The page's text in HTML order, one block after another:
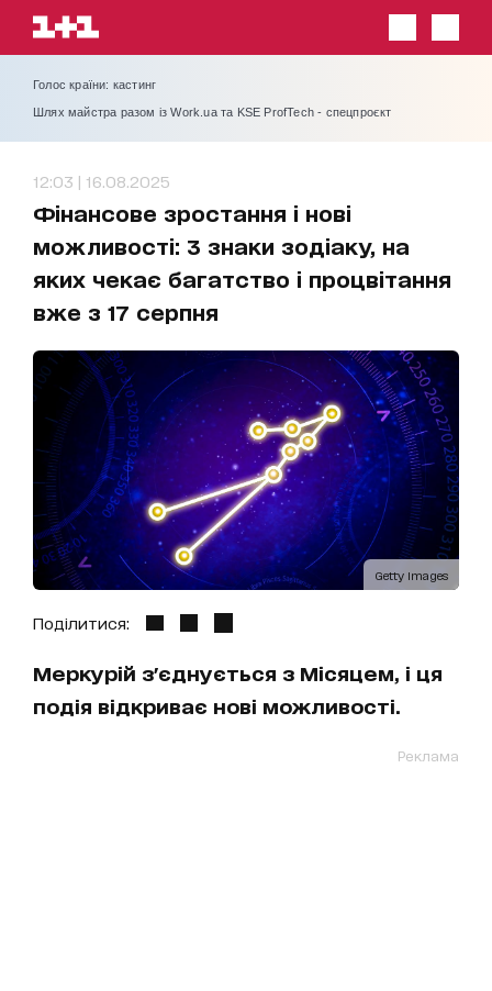
Голос країни: кастинг
Шлях майстра разом із Work.ua та KSE ProfTech - спецпроєкт
12:03 | 16.08.2025
Фінансове зростання і нові
можливості: 3 знаки зодіаку, на
яких чекає багатство і процвітання
вже з 17 серпня
Getty Images
Поділитися:
Меркурій з'єднується з Місяцем, і ця
подія відкриває нові можливості.
Реклама